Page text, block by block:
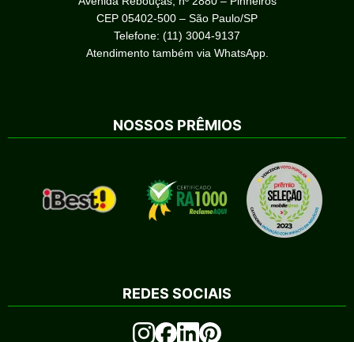
CEP 05402-500 – São Paulo/SP
Telefone: (11) 3004-9137
Atendimento também via WhatsApp.
NOSSOS PRÊMIOS
REDES SOCIAIS